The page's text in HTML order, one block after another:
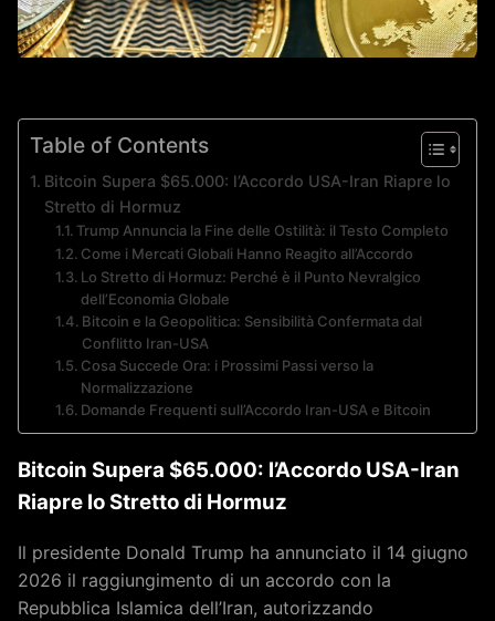
Table of Contents
Bitcoin Supera $65.000: l’Accordo USA-Iran Riapre lo
Stretto di Hormuz
Trump Annuncia la Fine delle Ostilità: il Testo Completo
Come i Mercati Globali Hanno Reagito all’Accordo
Lo Stretto di Hormuz: Perché è il Punto Nevralgico
dell’Economia Globale
Bitcoin e la Geopolitica: Sensibilità Confermata dal
Conflitto Iran-USA
Cosa Succede Ora: i Prossimi Passi verso la
Normalizzazione
Domande Frequenti sull’Accordo Iran-USA e Bitcoin
Bitcoin Supera $65.000: l’Accordo USA-Iran
Riapre lo Stretto di Hormuz
Il presidente Donald Trump ha annunciato il 14 giugno
2026 il raggiungimento di un accordo con la
Repubblica Islamica dell’Iran, autorizzando